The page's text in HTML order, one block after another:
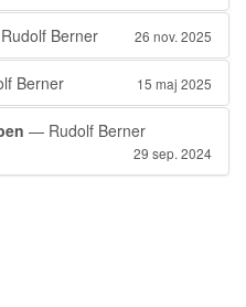
Berner 26 nov. 2025
Berner 15 maj 2025
— Rudolf Berner
29 sep. 2024